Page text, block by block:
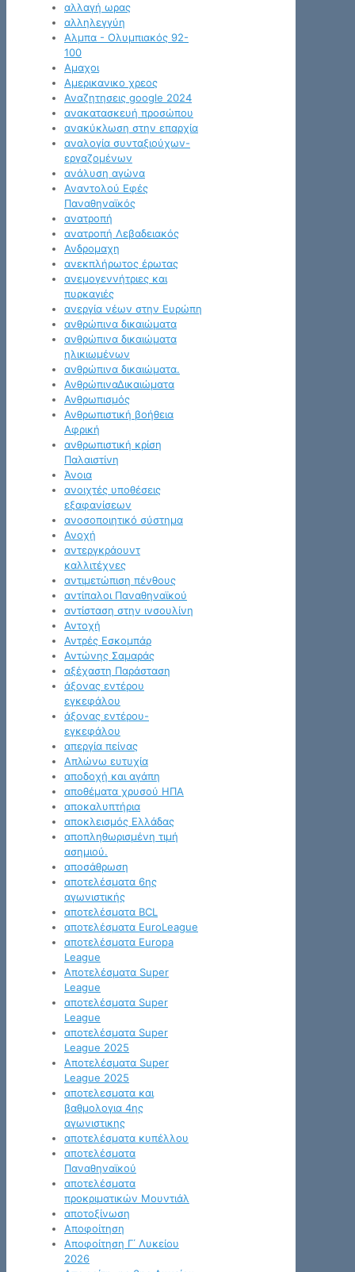
αλλαγή ωρας
αλληλεγγύη
Αλμπα - Ολυμπιακός 92-
100
Αμαχοι
Αμερικανικο χρεος
Αναζητησεις google 2024
ανακατασκευή προσώπου
ανακύκλωση στην επαρχία
αναλογία συνταξιούχων-
εργαζομένων
ανάλυση αγώνα
Αναντολού Εφές
Παναθηναϊκός
ανατροπή
ανατροπή Λεβαδειακός
Ανδρομαχη
ανεκπλήρωτος έρωτας
ανεμογεννήτριες και
πυρκαγιές
ανεργία νέων στην Ευρώπη
ανθρώπινα δικαιώματα
ανθρώπινα δικαιώματα
ηλικιωμένων
ανθρώπινα δικαιώματα.
ΑνθρώπιναΔικαιώματα
Ανθρωπισμός
Ανθρωπιστική βοήθεια
Αφρική
ανθρωπιστική κρίση
Παλαιστίνη
Άνοια
ανοιχτές υποθέσεις
εξαφανίσεων
ανοσοποιητικό σύστημα
Ανοχή
αντεργκράουντ
καλλιτέχνες
αντιμετώπιση πένθους
αντίπαλοι Παναθηναϊκού
αντίσταση στην ινσουλίνη
Αντοχή
Αντρές Εσκομπάρ
Αντώνης Σαμαράς
αξέχαστη Παράσταση
άξονας εντέρου
εγκεφάλου
άξονας εντέρου-
εγκεφάλου
απεργία πείνας
Απλώνω ευτυχία
αποδοχή και αγάπη
αποθέματα χρυσού ΗΠΑ
αποκαλυπτήρια
αποκλεισμός Ελλάδας
αποπληθωρισμένη τιμή
ασημιού.
αποσάθρωση
αποτελέσματα 6ης
αγωνιστικής
αποτελέσματα BCL
αποτελέσματα EuroLeague
αποτελέσματα Europa
League
Αποτελέσματα Super
League
αποτελέσματα Super
League
αποτελέσματα Super
League 2025
Αποτελέσματα Super
League 2025
αποτελεσματα και
βαθμολογια 4ης
αγωνιστικης
αποτελέσματα κυπέλλου
αποτελέσματα
Παναθηναϊκού
αποτελέσματα
προκριματικών Μουντιάλ
αποτοξίνωση
Αποφοίτηση
Αποφοίτηση Γ΄ Λυκείου
2026